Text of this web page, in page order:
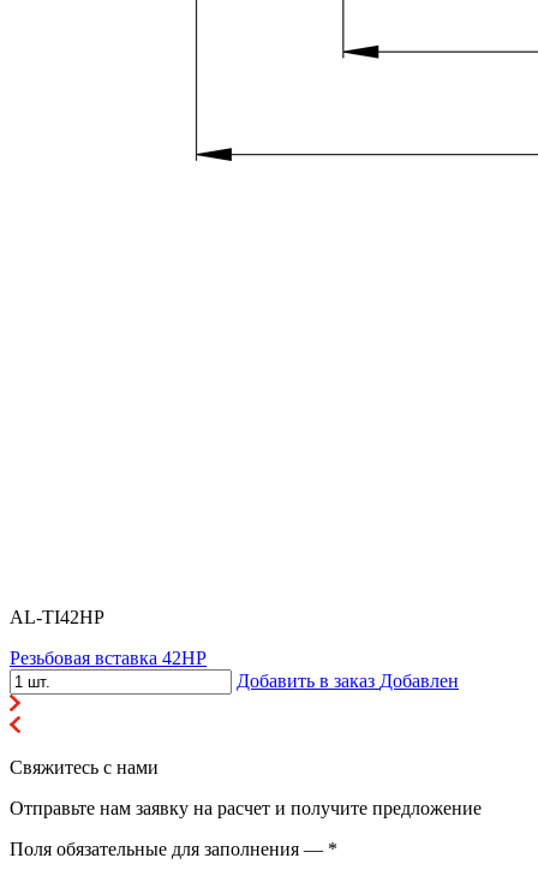
AL-TI42HP
Резьбовая вставка 42HP
Добавить в заказ Добавлен
Свяжитесь с нами
Отправьте нам заявку на расчет и получите предложение
Поля обязательные для заполнения — *